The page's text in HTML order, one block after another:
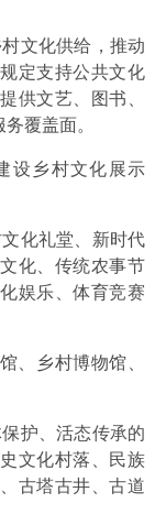
文化供给，推动
定支持公共文化
供文艺、图书、
覆盖面。
设乡村文化展示
化礼堂、新时代
化、传统农事节
娱乐、体育竞赛
、乡村博物馆、
护、活态传承的
文化村落、民族
古塔古井、古道